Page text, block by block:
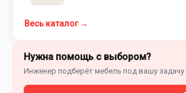
Весь каталог →
Нужна помощь с выбором?
Инженер подберёт мебель под вашу